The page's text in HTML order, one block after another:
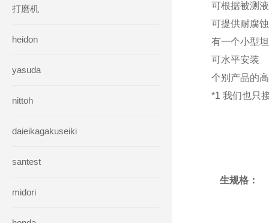
打磨机
heidon
yasuda
nittoh
daieikagakuseiki
santest
midori
可根据被测
可提供耐腐
有一个小型
可水平安装
个别产品的
*1 我们也只
生规格：